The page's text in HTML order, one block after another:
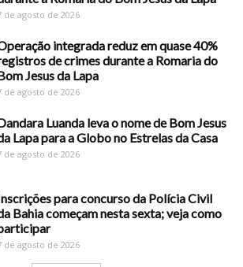
de agosto de 2026
integrada reduz em quase 40%
de crimes durante a Romaria do
Jesus da Lapa
de agosto de 2026
Luanda leva o nome de Bom Jesus
Lapa para a Globo no Estrelas da Casa
de agosto de 2026
para concurso da Polícia Civil
Bahia começam nesta sexta; veja como
de agosto de 2026